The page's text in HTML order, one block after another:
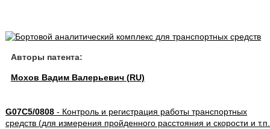
Авторы патента:
Мохов Вадим Валерьевич (RU)
G07C5/0808- Контроль и регистрация работы транспортных
средств (для измерения пройденного расстояния и скорости и т.п.